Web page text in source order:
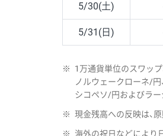
5/30(土)
5/31(日)
※
1万通貨単位のスワップ
ノルウェークローネ/円
シコペソ/円およびラー
※ 現金残高への反映は、
※ 海外の祝日などにより